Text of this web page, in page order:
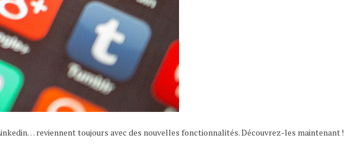
reviennent toujours avec des nouvelles fonctionnalités. Découvrez-les maintenant !